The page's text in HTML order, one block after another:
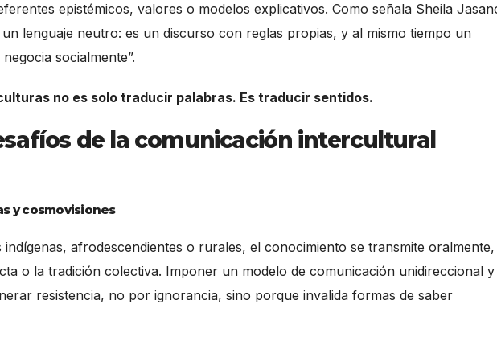
epistémicos, valores o modelos explicativos. Como señala Sheila
lenguaje neutro: es un discurso con reglas propias, y al mismo tiempo un
socialmente”.
no es solo traducir palabras. Es traducir sentidos.
de la comunicación intercultural
y cosmovisiones
indígenas, afrodescendientes o rurales, el conocimiento se transmite oralmente,
o la tradición colectiva. Imponer un modelo de comunicación unidireccional y
resistencia, no por ignorancia, sino porque invalida formas de saber